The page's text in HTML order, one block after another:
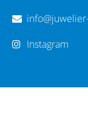
Instagram